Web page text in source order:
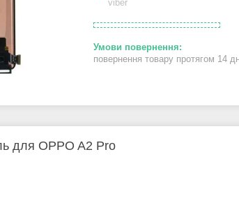
viber
повернення товару протягом 14
для OPPO A2 Pro